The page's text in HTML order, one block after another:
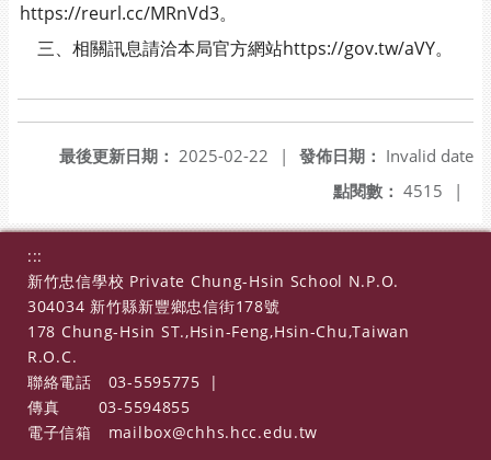
https://reurl.cc/MRnVd3。
三、相關訊息請洽本局官方網站https://gov.tw/aVY。
發佈日期： Invalid date
最後更新日期： 2025-02-22
|
點閱數： 4515 |
:::
新竹忠信學校 Private Chung-Hsin School N.P.O.
304034 新竹縣新豐鄉忠信街178號
178 Chung-Hsin ST.,Hsin-Feng,Hsin-Chu,Taiwan
R.O.C.
聯絡電話
03-5595775
|
傳真
03-5594855
電子信箱
mailbox@chhs.hcc.edu.tw